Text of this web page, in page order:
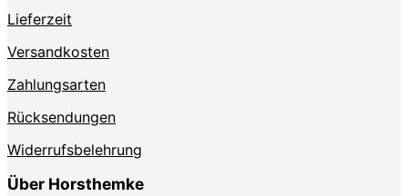
Lieferzeit
Versandkosten
Zahlungsarten
Rücksendungen
Widerrufsbelehrung
Über Horsthemke